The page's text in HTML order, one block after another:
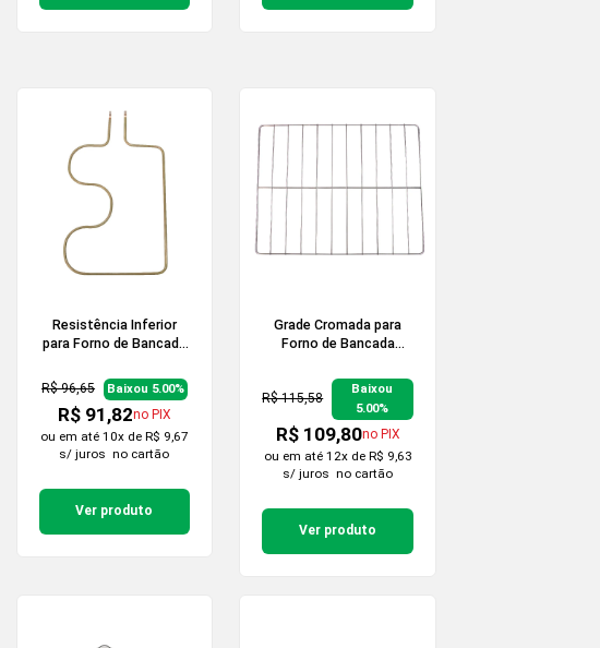
Resistência Inferior
para Forno de Bancada
R$ 96,65 Baixou 5.00%
R$ 91,82no PIX
ou em até 10x de R$ 9,67
s/ juros no cartão
Ver produto
Grade Cromada para
Forno de Bancada
R$ 115,58
Baixou
5.00%
R$ 109,80no PIX
ou em até 12x de R$ 9,63
s/ juros no cartão
Ver produto